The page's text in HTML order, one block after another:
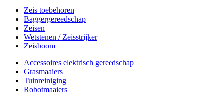
Zeis toebehoren
Baggergereedschap
Zeisen
Wetstenen / Zeisstrijker
Zeisboom
Accessoires elektrisch gereedschap
Grasmaaiers
Tuinreiniging
Robotmaaiers